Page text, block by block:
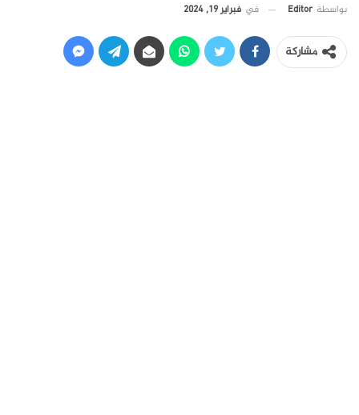
بواسطة Editor في فبراير 19, 2024
مشاركة